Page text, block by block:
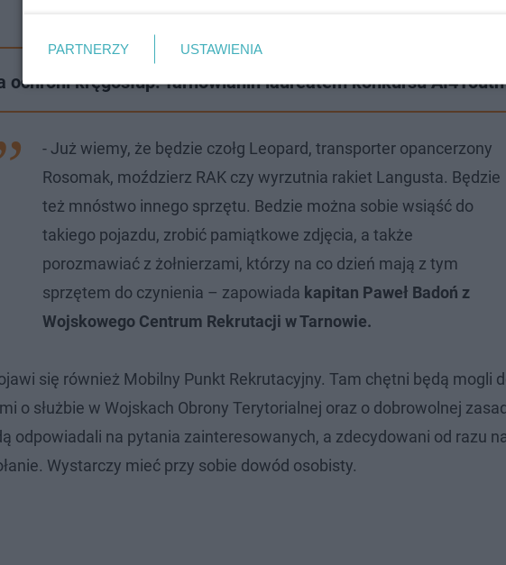
ochroni kręgosłup! Tarnowianin laureatem konkursu AI4Youth
- Już wiemy, że będzie czołg Leopard, transporter opancerzony
Rosomak, moździerz RAK czy wyrzutnia rakiet Langusta. Będzie
też mnóstwo innego sprzętu. Bedzie można sobie wsiąść do
takiego pojazdu, zrobić pamiątkowe zdjęcia, a także
porozmawiać z żołnierzami, którzy na co dzień mają z tym
sprzętem do czynienia – zapowiada kapitan Paweł Badoń z
Wojskowego Centrum Rekrutacji w Tarnowie.
się również Mobilny Punkt Rekrutacyjny. Tam chętni będą mogli
o służbie w Wojskach Obrony Terytorialnej oraz o dobrowolnej
odpowiadali na pytania zainteresowanych, a zdecydowani od razu
Wystarczy mieć przy sobie dowód osobisty.
PARTNERZY USTAWIENIA